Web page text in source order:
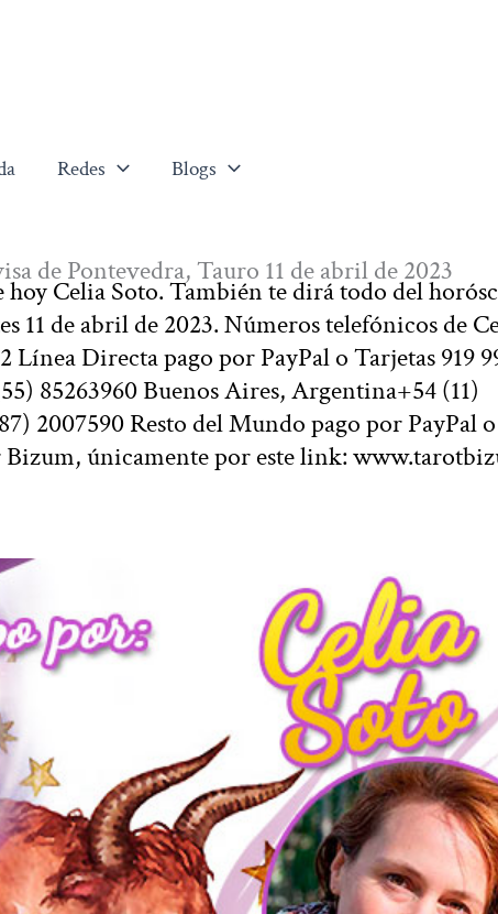
Redes Blogs
de Pontevedra, Tauro 11 de abril de 2023
Celia Soto. También te dirá todo del
11 de abril de 2023. Números telefónicos de
Línea Directa pago por PayPal o Tarjetas 919
85263960 Buenos Aires, Argentina+54 (11)
2007590 Resto del Mundo pago por PayPal o
Bizum, únicamente por este link: